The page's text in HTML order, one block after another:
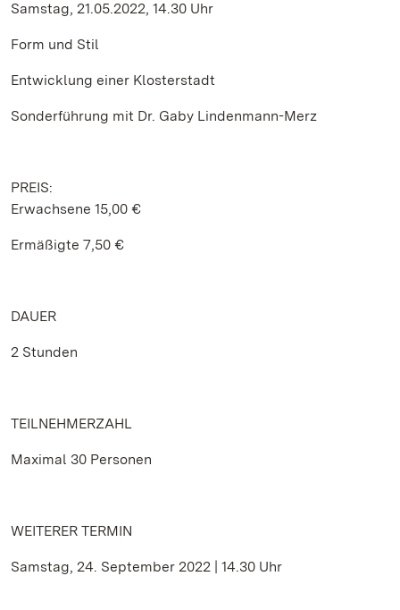
Samstag, 21.05.2022, 14.30 Uhr
Form und Stil
Entwicklung einer Klosterstadt
Sonderführung mit Dr. Gaby Lindenmann-Merz
PREIS:
Erwachsene 15,00 €
Ermäßigte 7,50 €
DAUER
2 Stunden
TEILNEHMERZAHL
Maximal 30 Personen
WEITERER TERMIN
Samstag, 24. September 2022 | 14.30 Uhr